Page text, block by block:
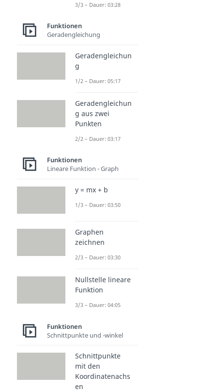
3/3 – Dauer: 03:28
Funktionen
Geradengleichung
Geradengleichun
g
1/2 – Dauer: 05:17
Geradengleichun
g aus zwei
Punkten
2/2 – Dauer: 03:17
Funktionen
Lineare Funktion - Graph
y = mx + b
1/3 – Dauer: 03:50
Graphen
zeichnen
2/3 – Dauer: 03:30
Nullstelle lineare
Funktion
3/3 – Dauer: 04:05
Funktionen
Schnittpunkte und -winkel
Schnittpunkte
mit den
Koordinatenachs
en